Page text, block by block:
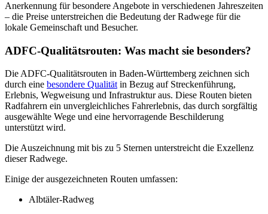
Anerkennung für besondere Angebote in verschiedenen Jahreszeiten
– die Preise unterstreichen die Bedeutung der Radwege für die
lokale Gemeinschaft und Besucher.
ADFC-Qualitätsrouten: Was macht sie besonders?
Die ADFC-Qualitätsrouten in Baden-Württemberg zeichnen sich
durch eine besondere Qualität in Bezug auf Streckenführung,
Erlebnis, Wegweisung und Infrastruktur aus. Diese Routen bieten
Radfahrern ein unvergleichliches Fahrerlebnis, das durch sorgfältig
ausgewählte Wege und eine hervorragende Beschilderung
unterstützt wird.
Die Auszeichnung mit bis zu 5 Sternen unterstreicht die Exzellenz
dieser Radwege.
Einige der ausgezeichneten Routen umfassen:
Albtäler-Radweg